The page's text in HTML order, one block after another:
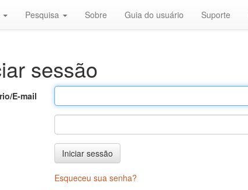
Pesquisa Sobre Guia do usuário Suporte
sessão
E-mail
Iniciar sessão
Esqueceu sua senha?